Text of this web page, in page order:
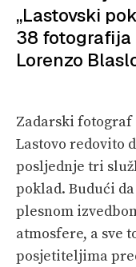
„Lastovski
38 fotografija
Lorenzo
Zadarski fotograf
Lastovo redovito
posljednje tri
poklad. Budući
plesnom
atmosfere, a sve
posjetiteljima